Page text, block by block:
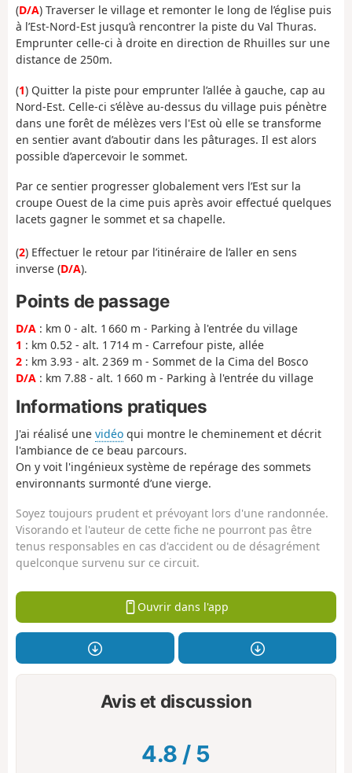
(D/A) Traverser le village et remonter le long de l’église puis
à l’Est-Nord-Est jusqu’à rencontrer la piste du Val Thuras.
Emprunter celle-ci à droite en direction de Rhuilles sur une
distance de 250m.
(1) Quitter la piste pour emprunter l’allée à gauche, cap au
Nord-Est. Celle-ci s’élève au-dessus du village puis pénètre
dans une forêt de mélèzes vers l'Est où elle se transforme
en sentier avant d’aboutir dans les pâturages. Il est alors
possible d’apercevoir le sommet.
Par ce sentier progresser globalement vers l’Est sur la
croupe Ouest de la cime puis après avoir effectué quelques
lacets gagner le sommet et sa chapelle.
(2) Effectuer le retour par l’itinéraire de l’aller en sens
inverse (D/A).
Points de passage
D/A : km 0 - alt. 1 660 m - Parking à l'entrée du village
1 : km 0.52 - alt. 1 714 m - Carrefour piste, allée
2 : km 3.93 - alt. 2 369 m - Sommet de la Cima del Bosco
D/A : km 7.88 - alt. 1 660 m - Parking à l'entrée du village
Informations pratiques
J'ai réalisé une vidéo qui montre le cheminement et décrit
l'ambiance de ce beau parcours.
On y voit l'ingénieux système de repérage des sommets
environnants surmonté d’une vierge.
Soyez toujours prudent et prévoyant lors d'une randonnée.
Visorando et l'auteur de cette fiche ne pourront pas être
tenus responsables en cas d'accident ou de désagrément
quelconque survenu sur ce circuit.
Ouvrir dans l'app
Avis et discussion
4.8 / 5